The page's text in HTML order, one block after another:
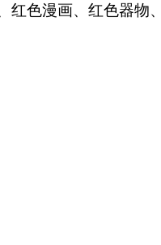
色漫画、红色器物